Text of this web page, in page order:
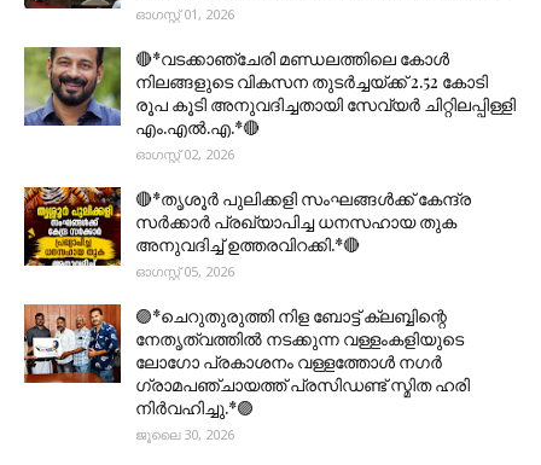
ഓഗസ്റ്റ് 01, 2026
🔴*വടക്കാഞ്ചേരി മണ്ഡലത്തിലെ കോൾ
നിലങ്ങളുടെ വികസന തുടർച്ചയ്ക്ക് 2.52 കോടി
രൂപ കൂടി അനുവദിച്ചതായി സേവ്യർ ചിറ്റിലപ്പിള്ളി
എം.എൽ.എ.*🔴
ഓഗസ്റ്റ് 02, 2026
🔴*തൃശൂര്‍ പുലിക്കളി സംഘങ്ങള്‍ക്ക് കേന്ദ്ര
സര്‍ക്കാര്‍ പ്രഖ്യാപിച്ച ധനസഹായ തുക
അനുവദിച്ച് ഉത്തരവിറക്കി.*🔴
ഓഗസ്റ്റ് 05, 2026
🟣*ചെറുതുരുത്തി നിള ബോട്ട് ക്ലബ്ബിന്റെ
നേതൃത്വത്തിൽ നടക്കുന്ന വള്ളംകളിയുടെ
ലോഗോ പ്രകാശനം വള്ളത്തോൾ നഗർ
ഗ്രാമപഞ്ചായത്ത് പ്രസിഡണ്ട് സ്മിത ഹരി
നിർവഹിച്ചു.*🟣
ജൂലൈ 30, 2026